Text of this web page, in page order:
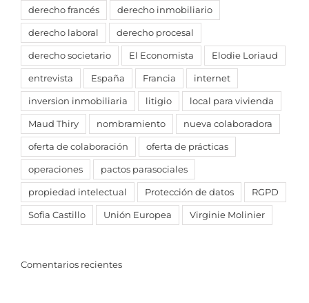
derecho francés derecho inmobiliario
derecho laboral derecho procesal
derecho societario El Economista Elodie Loriaud
entrevista España Francia internet
inversion inmobiliaria litigio local para vivienda
Maud Thiry nombramiento nueva colaboradora
oferta de colaboración oferta de prácticas
operaciones pactos parasociales
propiedad intelectual Protección de datos RGPD
Sofia Castillo Unión Europea Virginie Molinier
Comentarios recientes